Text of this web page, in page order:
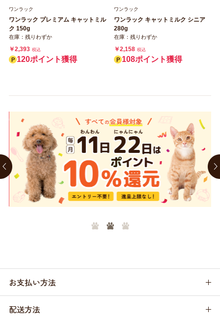
ワンラック
ワンラック プレミアム キャットミル
ク 150g
在庫：残りわずか
￥2,393 税込
120ポイント獲得
ワンラック
ワンラック キャットミルク シニア
280g
在庫：残りわずか
￥2,158 税込
108ポイント獲得
お支払い方法
配送方法